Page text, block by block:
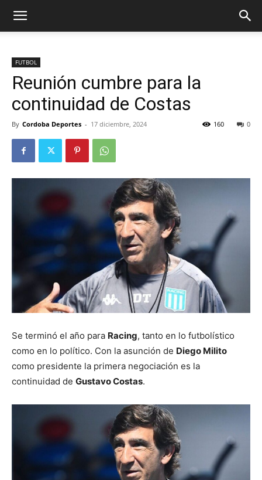
FUTBOL
Reunión cumbre para la
continuidad de Costas
By Cordoba Deportes - 17 diciembre, 2024 0
160
Se terminó el año para Racing, tanto en lo futbolístico
como en lo político. Con la asunción de Diego Milito
como presidente la primera negociación es la
continuidad de Gustavo Costas.